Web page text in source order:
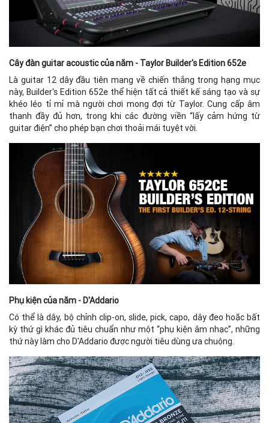
Cây đàn guitar acoustic của năm - Taylor Builder's Edition 652e
Là guitar 12 dây đầu tiên mang về chiến thắng trong hạng mục
này, Builder's Edition 652e thể hiện tất cả thiết kế sáng tạo và sự
khéo léo tỉ mỉ mà người chơi mong đợi từ Taylor. Cung cấp âm
thanh đầy đủ hơn, trong khi các đường viền “lấy cảm hứng từ
guitar điện” cho phép bạn chơi thoải mái tuyệt vời.
Phụ kiện của năm - D'Addario
Có thể là dây, bộ chỉnh clip-on, slide, pick, capo, dây đeo hoặc bất
kỳ thứ gì khác đủ tiêu chuẩn như một “phụ kiện âm nhạc”, những
thứ này làm cho D'Addario được người tiêu dùng ưa chuộng.